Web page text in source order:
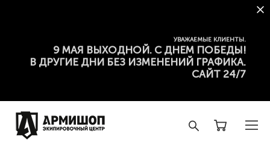
УВАЖАЕМЫЕ КЛИЕНТЫ.
9 МАЯ ВЫХОДНОЙ. С ДНЕМ ПОБЕДЫ!
В ДРУГИЕ ДНИ БЕЗ ИЗМЕНЕНИЙ ГРАФИКА.
САЙТ 24/7